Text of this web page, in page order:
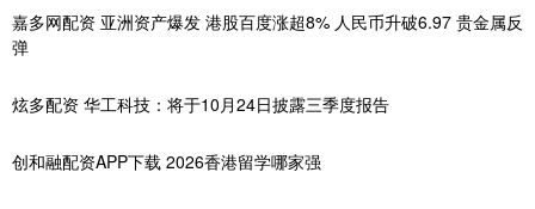
嘉多网配资 亚洲资产爆发 港股百度涨超8% 人民币升破6.97 贵金属反
弹
炫多配资 华工科技：将于10月24日披露三季度报告
创和融配资APP下载 2026香港留学哪家强